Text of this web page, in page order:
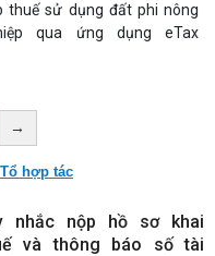
thuế sử dụng đất phi nông
qua ứng dụng eTax
→
hợp tác
nhắc nộp hồ sơ khai
và thông báo số tài